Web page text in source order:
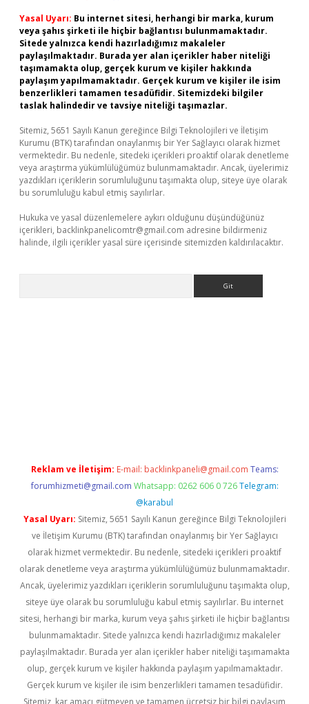
Yasal Uyarı: Bu internet sitesi, herhangi bir marka, kurum
veya şahıs şirketi ile hiçbir bağlantısı bulunmamaktadır.
Sitede yalnızca kendi hazırladığımız makaleler
paylaşılmaktadır. Burada yer alan içerikler haber niteliği
taşımamakta olup, gerçek kurum ve kişiler hakkında
paylaşım yapılmamaktadır. Gerçek kurum ve kişiler ile isim
benzerlikleri tamamen tesadüfidir. Sitemizdeki bilgiler
taslak halindedir ve tavsiye niteliği taşımazlar.
Sitemiz, 5651 Sayılı Kanun gereğince Bilgi Teknolojileri ve İletişim
Kurumu (BTK) tarafından onaylanmış bir Yer Sağlayıcı olarak hizmet
vermektedir. Bu nedenle, sitedeki içerikleri proaktif olarak denetleme
veya araştırma yükümlülüğümüz bulunmamaktadır. Ancak, üyelerimiz
yazdıkları içeriklerin sorumluluğunu taşımakta olup, siteye üye olarak
bu sorumluluğu kabul etmiş sayılırlar.
Hukuka ve yasal düzenlemelere aykırı olduğunu düşündüğünüz
içerikleri, backlinkpanelicomtr@gmail.com adresine bildirmeniz
halinde, ilgili içerikler yasal süre içerisinde sitemizden kaldırılacaktır.
Reklam ve İletişim: E-mail: backlinkpaneli@gmail.com Teams:
forumhizmeti@gmail.com Whatsapp: 0262 606 0 726 Telegram:
@karabul
Yasal Uyarı: Sitemiz, 5651 Sayılı Kanun gereğince Bilgi Teknolojileri
ve İletişim Kurumu (BTK) tarafından onaylanmış bir Yer Sağlayıcı
olarak hizmet vermektedir. Bu nedenle, sitedeki içerikleri proaktif
olarak denetleme veya araştırma yükümlülüğümüz bulunmamaktadır.
Ancak, üyelerimiz yazdıkları içeriklerin sorumluluğunu taşımakta olup,
siteye üye olarak bu sorumluluğu kabul etmiş sayılırlar. Bu internet
sitesi, herhangi bir marka, kurum veya şahıs şirketi ile hiçbir bağlantısı
bulunmamaktadır. Sitede yalnızca kendi hazırladığımız makaleler
paylaşılmaktadır. Burada yer alan içerikler haber niteliği taşımamakta
olup, gerçek kurum ve kişiler hakkında paylaşım yapılmamaktadır.
Gerçek kurum ve kişiler ile isim benzerlikleri tamamen tesadüfidir.
Sitemiz, kar amacı gütmeyen ve tamamen ücretsiz bir bilgi paylaşım